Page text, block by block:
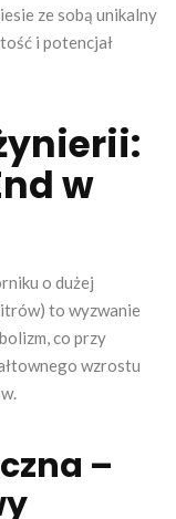
ze sobą unikalny
i potencjał
w
o dużej
to wyzwanie
co przy
wzrostu
–